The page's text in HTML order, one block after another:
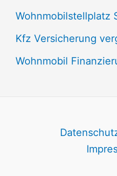
Wohnmobilstellplatz
Kfz Versicherung
Wohnmobil